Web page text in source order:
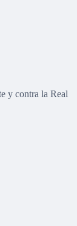
y contra la Real